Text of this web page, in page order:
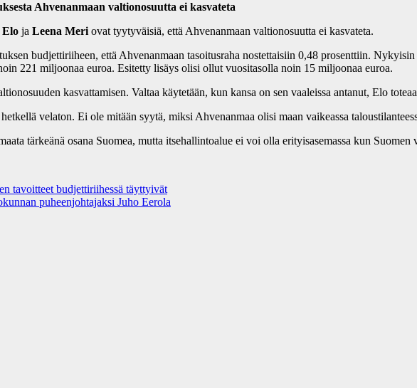
Ahvenanmaan valtionosuutta ei kasvateta
Elo ja Leena Meriovat tyytyväisiä, ettäAhvenanmaan valtionosuutta ei kasvateta.
budjettiriiheen, että Ahvenanmaan tasoitusraha nostettaisiin 0,48 prosenttiin.
221 miljoonaa euroa. Esitetty lisäys olisi ollut vuositasolla noin 15 miljoonaa euroa.
kasvattamisen. Valtaa käytetään, kun kansa on sen vaaleissa antanut, Elo
velaton. Ei ole mitään syytä, miksi Ahvenanmaa olisi maan vaikeassa
tärkeänä osana Suomea, mutta itsehallintoalue ei voi olla erityisasemassa kun
tavoitteet budjettiriihessä täyttyivät
puheenjohtajaksi Juho Eerola